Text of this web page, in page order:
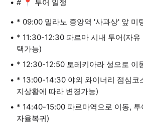
# 📍 투어 일정
* 09:00 밀라노 중앙역 '사과상' 앞 미
* 11:30-12:30 파르마 시내 투어(자유
택가능)
* 12:30-12:50 토레키아라 성으로 이
* 13:00-14:30 야외 와이너리 점심코
지상황에 따라 변경가능)
* 14:40-15:00 파르마역으로 이동, 투
자율복귀)